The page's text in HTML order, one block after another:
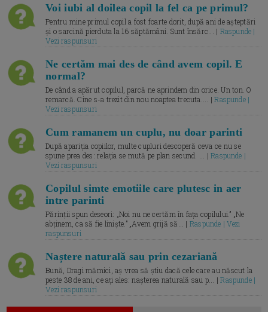
Voi iubi al doilea copil la fel ca pe primul?
Pentru mine primul copil a fost foarte dorit, după ani de așteptări
și o sarcină pierduta la 16 săptămâni. Sunt însărc... | Raspunde |
Vezi raspunsuri
Ne certăm mai des de când avem copil. E
normal?
De când a apărut copilul, parcă ne aprindem din orice. Un ton. O
remarcă. Cine s-a trezit din nou noaptea trecuta.... |Raspunde |
Vezi raspunsuri
Cum ramanem un cuplu, nu doar parinti
După apariția copiilor, multe cupluri descoperă ceva ce nu se
spune prea des: relația se mută pe plan secund. ... |Raspunde |
Vezi raspunsuri
Copilul simte emotiile care plutesc in aer
intre parinti
Părinții spun deseori: „Noi nu ne certăm în fața copilului.” „Ne
abținem, ca să fie liniște.” „Avem grijă să... | Raspunde | Vezi
raspunsuri
Naștere naturală sau prin cezariană
Bună, Dragi mămici, aș vrea să știu dacă cele care au născut la
peste 38 de ani, ce ați ales: nașterea naturală sau p... |Raspunde |
Vezi raspunsuri